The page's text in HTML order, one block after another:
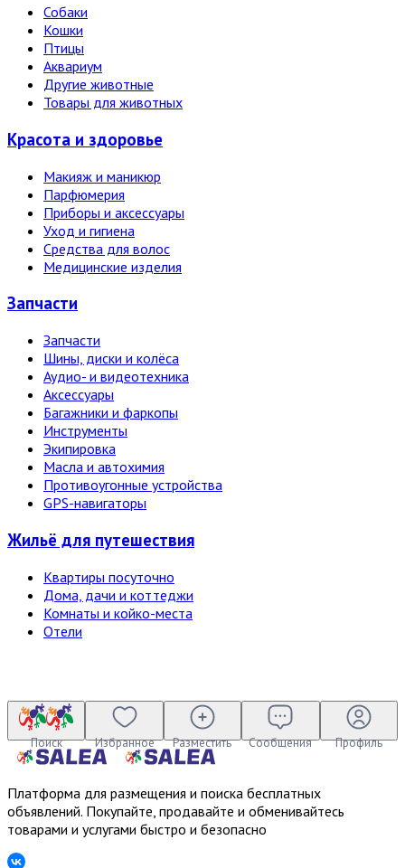
Собаки
Кошки
Птицы
Аквариум
Другие животные
Товары для животных
Красота и здоровье
Макияж и маникюр
Парфюмерия
Приборы и аксессуары
Уход и гигиена
Средства для волос
Медицинские изделия
Запчасти
Запчасти
Шины, диски и колёса
Аудио- и видеотехника
Аксессуары
Багажники и фаркопы
Инструменты
Экипировка
Масла и автохимия
Противоугонные устройства
GPS-навигаторы
Жильё для путешествия
Квартиры посуточно
Дома, дачи и коттеджи
Комнаты и койко-места
Отели
Поиск Избранное Разместить Сообщения Профиль
Платформа для размещения и поиска бесплатных
объявлений. Покупайте, продавайте и обменивайтесь
товарами и услугами быстро и безопасно